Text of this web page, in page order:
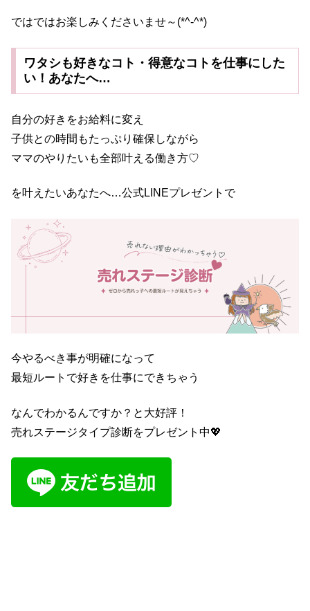
ではではお楽しみくださいませ～(*^-^*)
ワタシも好きなコト・得意なコトを仕事にした
い！あなたへ…
自分の好きをお給料に変え
子供との時間もたっぷり確保しながら
ママのやりたいも全部叶える働き方♡
を叶えたいあなたへ…公式LINEプレゼントで
今やるべき事が明確になって
最短ルートで好きを仕事にできちゃう
なんでわかるんですか？と大好評！
売れステージタイプ診断をプレゼント中💖